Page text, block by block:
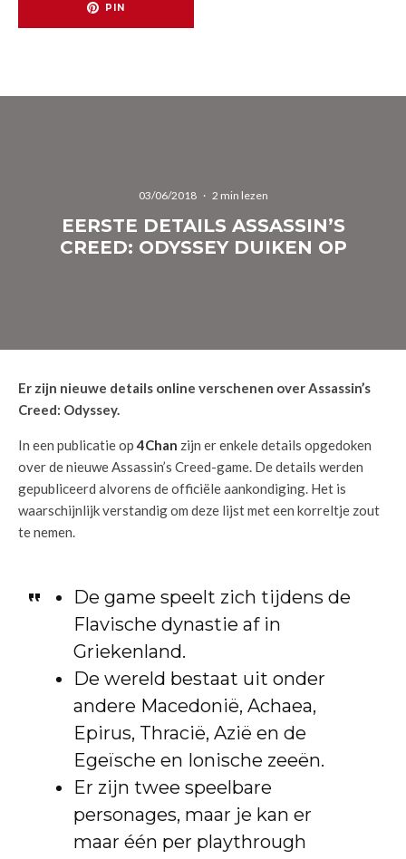
PIN
03/06/2018 · 2 min lezen
EERSTE DETAILS ASSASSIN’S
CREED: ODYSSEY DUIKEN OP
Er zijn nieuwe details online verschenen over Assassin’s
Creed: Odyssey.
In een publicatie op4Chan zijn er enkele details opgedoken
over de nieuwe Assassin’s Creed-game. De details werden
gepubliceerd alvorens de officiële aankondiging. Het is
waarschijnlijk verstandig om deze lijst met een korreltje zout
te nemen.
De game speelt zich tijdens de
Flavische dynastie af in
Griekenland.
De wereld bestaat uit onder
andere Macedonië, Achaea,
Epirus, Thracië, Azië en de
Egeïsche en Ionische zeeën.
Er zijn twee speelbare
personages, maar je kan er
maar één per playthrough